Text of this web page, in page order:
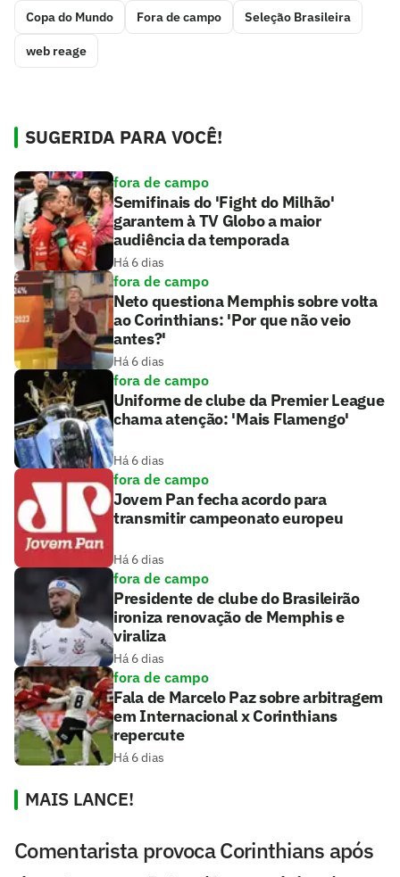
Copa do Mundo Fora de campo Seleção Brasileira
web reage
SUGERIDA PARA VOCÊ!
fora de campo
Semifinais do 'Fight do Milhão'
garantem à TV Globo a maior
audiência da temporada
Há 6 dias
fora de campo
Neto questiona Memphis sobre volta
ao Corinthians: 'Por que não veio
antes?'
Há 6 dias
fora de campo
Uniforme de clube da Premier League
chama atenção: 'Mais Flamengo'
Há 6 dias
fora de campo
Jovem Pan fecha acordo para
transmitir campeonato europeu
Há 6 dias
fora de campo
Presidente de clube do Brasileirão
ironiza renovação de Memphis e
viraliza
Há 6 dias
fora de campo
Fala de Marcelo Paz sobre arbitragem
em Internacional x Corinthians
repercute
Há 6 dias
MAIS LANCE!
Comentarista provoca Corinthians após